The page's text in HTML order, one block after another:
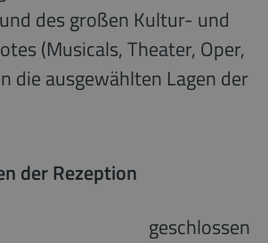
des großen Kultur- und
(Musicals, Theater, Oper,
die ausgewählten Lagen der
der Rezeption
geschlossen